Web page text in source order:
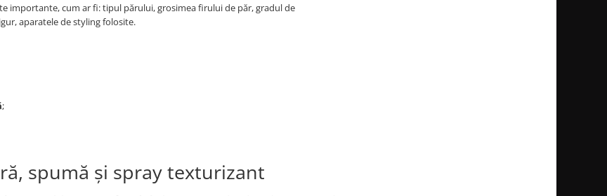
importante, cum ar fi: tipul părului, grosimea firului de păr, gradul de
aparatele de styling folosite.
;
spumă și spray texturizant